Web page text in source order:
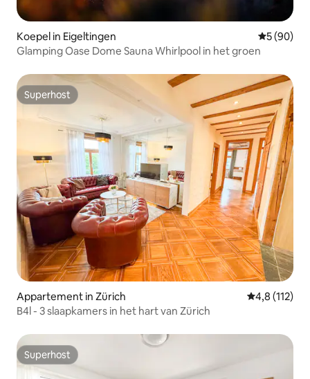
Koepel in Eigeltingen
5 (90)
Glamping Oase Dome Sauna Whirlpool in het groen
Superhost
Superhost
Appartement in Zürich Gemiddelde
4,8 (112)
B4l - 3 slaapkamers in het hart van Zürich
Superhost
Superhost